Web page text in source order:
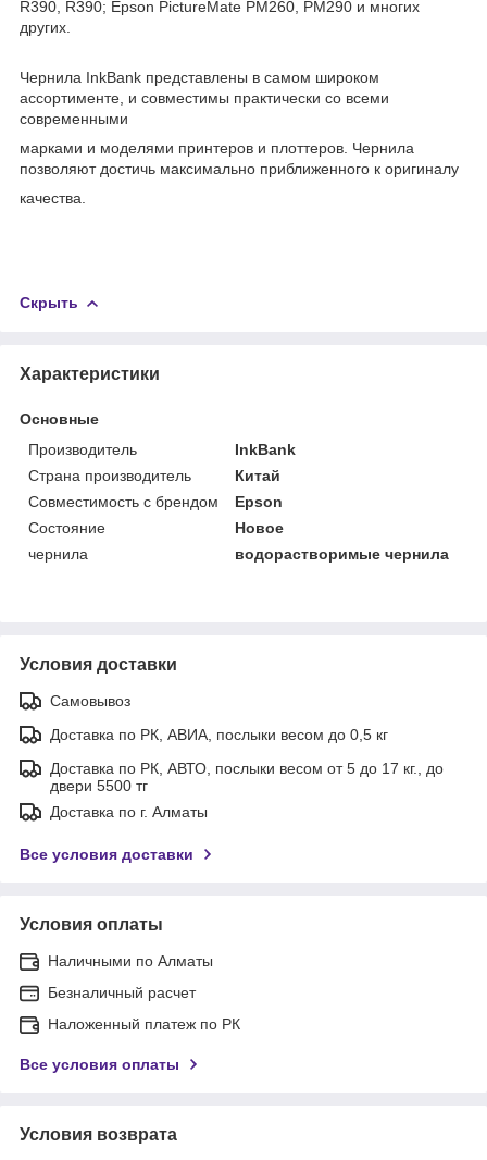
R390, R390; Epson PictureMate PM260, PM290 и многих
других.
Чернила InkBank представлены в самом широком
ассортименте, и совместимы практически со всеми
современными
марками и моделями принтеров и плоттеров. Чернила
позволяют достичь максимально приближенного к оригиналу
качества.
Скрыть
Характеристики
Основные
Производитель
InkBank
Страна производитель
Китай
Совместимость с брендом
Epson
Состояние
Новое
чернила
водорастворимые чернила
Условия доставки
Самовывоз
Доставка по РК, АВИА, послыки весом до 0,5 кг
Доставка по РК, АВТО, послыки весом от 5 до 17 кг., до
двери 5500 тг
Доставка по г. Алматы
Все условия доставки
Условия оплаты
Наличными по Алматы
Безналичный расчет
Наложенный платеж по РК
Все условия оплаты
Условия возврата